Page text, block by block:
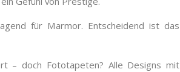
für Marmor. Entscheidend ist das
– doch Fototapeten? Alle Designs mit